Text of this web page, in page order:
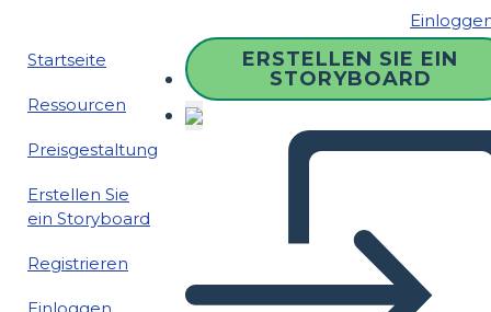
Startseite
Ressourcen
Preisgestaltung
Erstellen Sie
ein Storyboard
Registrieren
ERSTELLEN SIE EIN
STORYBOARD